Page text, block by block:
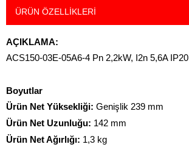
ÜRÜN ÖZELLIKLERI
AÇIKLAMA:
ACS150-03E-05A6-4 Pn 2,2kW, I2n 5,6A IP20
Boyutlar
Ürün Net Yüksekliği: Genişlik 239 mm
Ürün Net Uzunluğu: 142 mm
Ürün Net Ağırlığı: 1,3 kg